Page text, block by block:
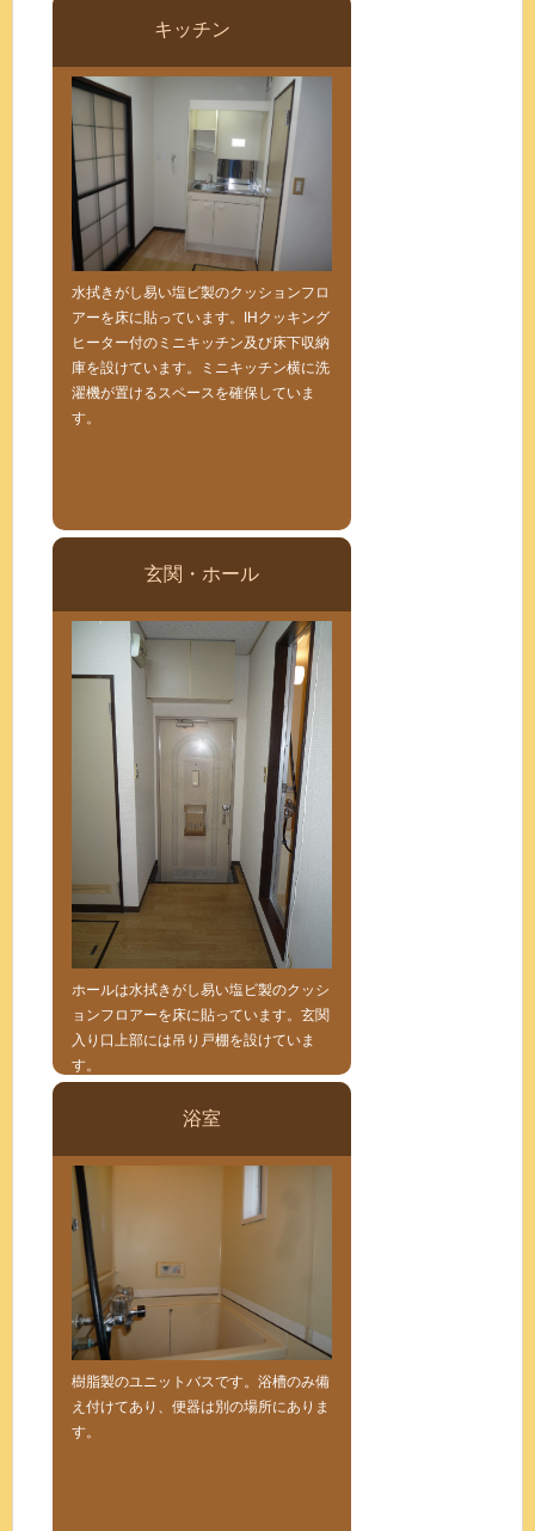
キッチン
水拭きがし易い塩ビ製のクッションフロ
アーを床に貼っています。IHクッキング
ヒーター付のミニキッチン及び床下収納
庫を設けています。ミニキッチン横に洗
濯機が置けるスペースを確保していま
す。
玄関・ホール
ホールは水拭きがし易い塩ビ製のクッシ
ョンフロアーを床に貼っています。玄関
入り口上部には吊り戸棚を設けていま
す。
浴室
樹脂製のユニットバスです。浴槽のみ備
え付けてあり、便器は別の場所にありま
す。